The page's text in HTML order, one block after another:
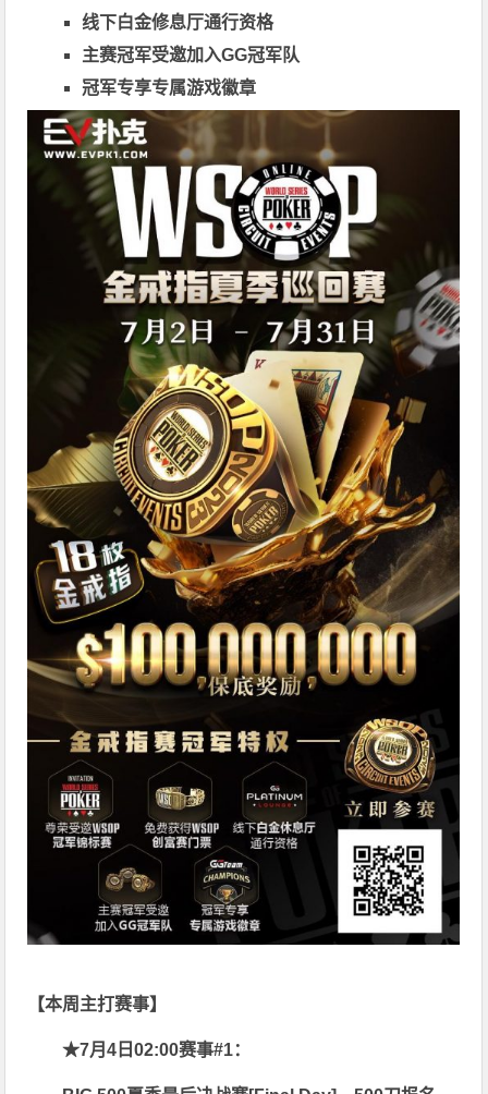
线下白金修息厅通行资格
主赛冠军受邀加入GG冠军队
冠军专享专属游戏徽章
【本周主打赛事】
★7月4日02:00赛事#1：